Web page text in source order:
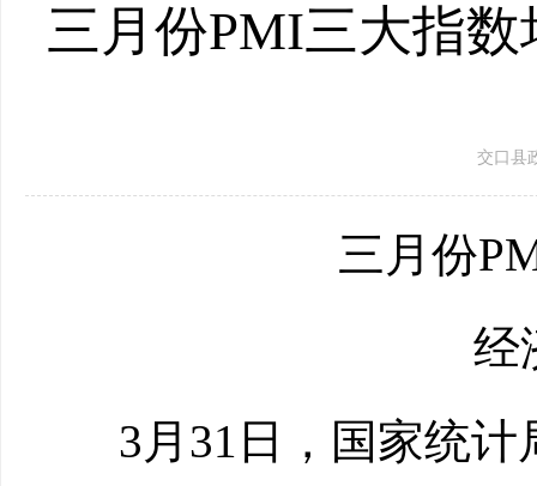
三月份PMI三大指
交口县
三月份
经济
3月31日，国家统计